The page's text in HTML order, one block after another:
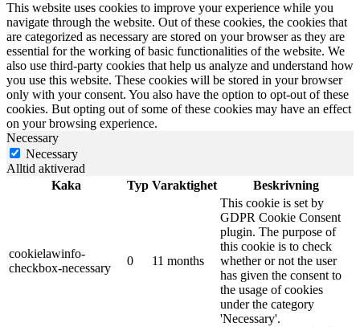
This website uses cookies to improve your experience while you
navigate through the website. Out of these cookies, the cookies that
are categorized as necessary are stored on your browser as they are
essential for the working of basic functionalities of the website. We
also use third-party cookies that help us analyze and understand how
you use this website. These cookies will be stored in your browser
only with your consent. You also have the option to opt-out of these
cookies. But opting out of some of these cookies may have an effect
on your browsing experience.
Necessary
Necessary
Alltid aktiverad
Kaka
Typ Varaktighet Beskrivning
cookielawinfo-
checkbox-necessary
0 11 months
This cookie is set by
GDPR Cookie Consent
plugin. The purpose of
this cookie is to check
whether or not the user
has given the consent to
the usage of cookies
under the category
'Necessary'.